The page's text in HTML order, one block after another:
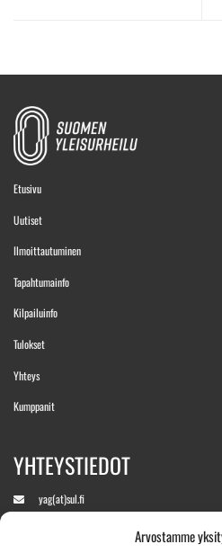
Arvostamme
Etusivu
Uutiset
Ilmoittautuminen
Tapahtumainfo
Kilpailuinfo
Tulokset
Yhteys
Kumppanit
YHTEYSTIEDOT
yag(at)sul.fi